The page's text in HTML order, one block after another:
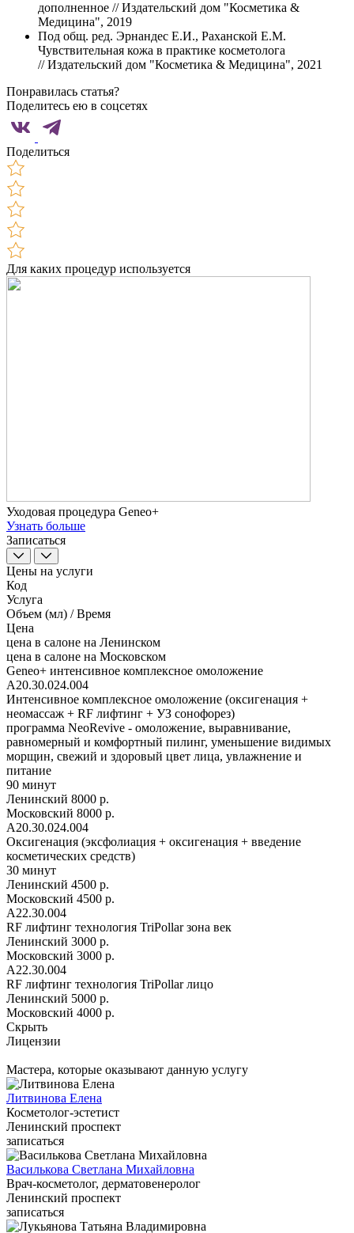
дополненное // Издательский дом "Косметика &
Медицина", 2019
Под общ. ред. Эрнандес Е.И., Раханской Е.М.
Чувствительная кожа в практике косметолога
// Издательский дом "Косметика & Медицина", 2021
Понравилась статья?
Поделитесь ею в соцсетях
Поделиться
Для каких процедур используется
Уходовая процедура Geneo+
Узнать больше
Записаться
Цены на услуги
Код
Услуга
Объем (мл) / Время
Цена
цена в салоне на Ленинском
цена в салоне на Московском
Geneo+ интенсивное комплексное омоложение
A20.30.024.004
Интенсивное комплексное омоложение (оксигенация +
неомассаж + RF лифтинг + УЗ сонофорез)
программа NeoRevive - омоложение, выравнивание,
равномерный и комфортный пилинг, уменьшение видимых
морщин, свежий и здоровый цвет лица, увлажнение и
питание
90 минут
Ленинский 8000 р.
Московский 8000 р.
A20.30.024.004
Оксигенация (эксфолиация + оксигенация + введение
косметических средств)
30 минут
Ленинский 4500 р.
Московский 4500 р.
A22.30.004
RF лифтинг технология TriPollar зона век
Ленинский 3000 р.
Московский 3000 р.
A22.30.004
RF лифтинг технология TriPollar лицо
Ленинский 5000 р.
Московский 4000 р.
Скрыть
Лицензии
Мастера, которые оказывают данную услугу
Литвинова Елена
Косметолог-эстетист
Ленинский проспект
записаться
Василькова Светлана Михайловна
Врач-косметолог, дерматовенеролог
Ленинский проспект
записаться